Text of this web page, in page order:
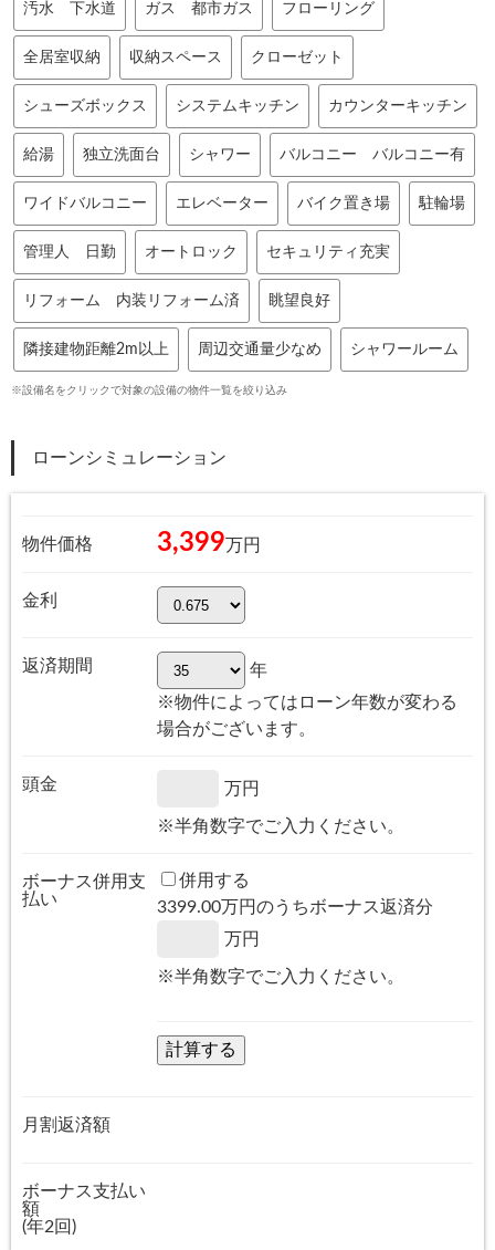
汚水 下水道 ガス 都市ガス フローリング
全居室収納 収納スペース クローゼット
シューズボックス システムキッチン カウンターキッチン
給湯 独立洗面台 シャワー バルコニー バルコニー有
ワイドバルコニー エレベーター バイク置き場 駐輪場
管理人 日勤 オートロック セキュリティ充実
リフォーム 内装リフォーム済 眺望良好
隣接建物距離2m以上 周辺交通量少なめ シャワールーム
※設備名をクリックで対象の設備の物件一覧を絞り込み
ローンシミュレーション
物件価格 3,399万円
金利
返済期間
年
※物件によってはローン年数が変わる
場合がございます。
頭金 万円
※半角数字でご入力ください。
ボーナス併用支
払い
併用する
3399.00万円のうちボーナス返済分
万円
※半角数字でご入力ください。
月割返済額
ボーナス支払い
額
(年2回)